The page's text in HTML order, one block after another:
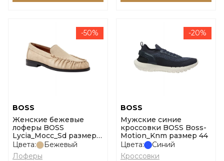
-50%
BOSS
Женские бежевые
лоферы BOSS
Lycia_Mocc_Sd размер
38
Цвета:
Бежевый
Лоферы
-20%
BOSS
Мужские синие
кроссовки BOSS Boss-
Motion_Knm размер 44
Цвета:
Синий
Кроссовки